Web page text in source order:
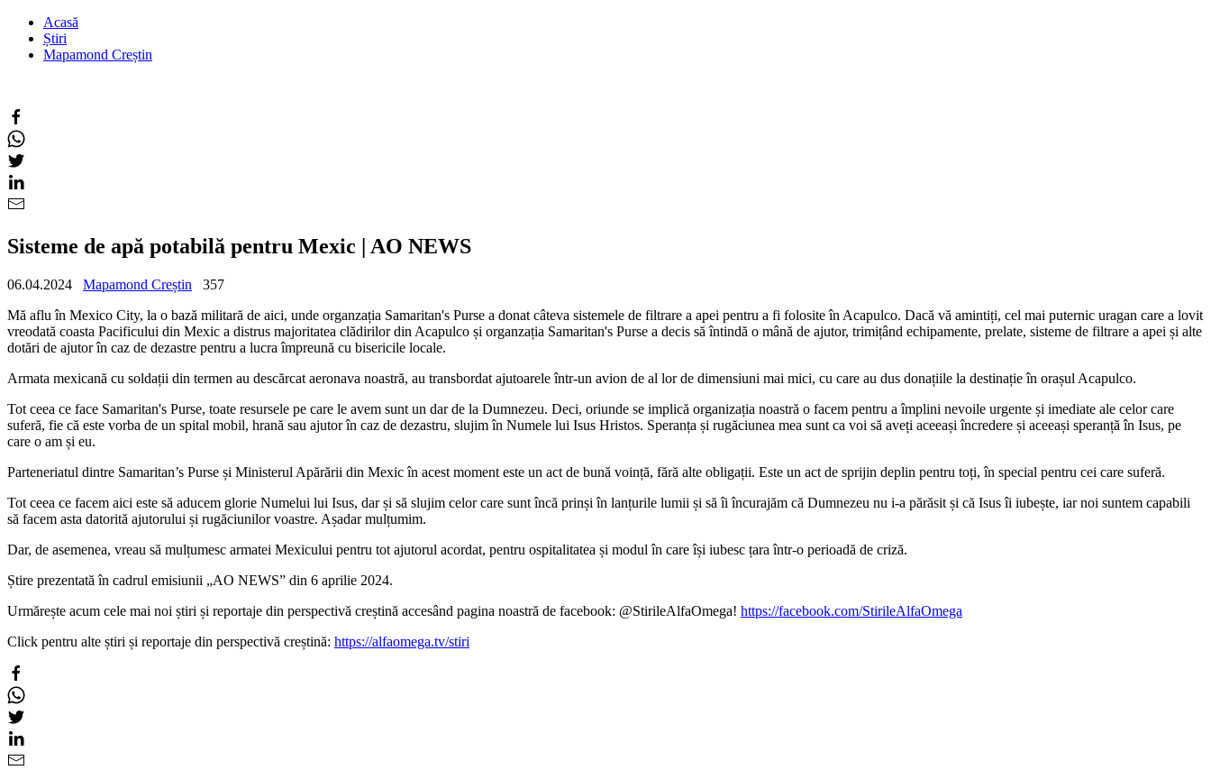
Acasă
Știri
Mapamond Creștin
Sisteme de apă potabilă pentru Mexic | AO NEWS
06.04.2024 Mapamond Creștin
357
Mă aflu în Mexico City, la o bază militară de aici, unde organzația Samaritan's Purse a donat câteva sistemele de filtrare a apei pentru a fi folosite în Acapulco. Dacă vă amintiți, cel mai puternic uragan care a lovit
vreodată coasta Pacificului din Mexic a distrus majoritatea clădirilor din Acapulco și organzația Samaritan's Purse a decis să întindă o mână de ajutor, trimițând echipamente, prelate, sisteme de filtrare a apei și alte
dotări de ajutor în caz de dezastre pentru a lucra împreună cu bisericile locale.
Armata mexicană cu soldații din termen au descărcat aeronava noastră, au transbordat ajutoarele într-un avion de al lor de dimensiuni mai mici, cu care au dus donațiile la destinație în orașul Acapulco.
Tot ceea ce face Samaritan's Purse, toate resursele pe care le avem sunt un dar de la Dumnezeu. Deci, oriunde se implică organizația noastră o facem pentru a împlini nevoile urgente și imediate ale celor care
suferă, fie că este vorba de un spital mobil, hrană sau ajutor în caz de dezastru, slujim în Numele lui Isus Hristos. Speranța și rugăciunea mea sunt ca voi să aveți aceeași încredere și aceeași speranță în Isus, pe
care o am și eu.
Parteneriatul dintre Samaritan’s Purse și Ministerul Apărării din Mexic în acest moment este un act de bună voință, fără alte obligații. Este un act de sprijin deplin pentru toți, în special pentru cei care suferă.
Tot ceea ce facem aici este să aducem glorie Numelui lui Isus, dar și să slujim celor care sunt încă prinși în lanțurile lumii și să îi încurajăm că Dumnezeu nu i-a părăsit și că Isus îi iubește, iar noi suntem capabili
să facem asta datorită ajutorului și rugăciunilor voastre. Așadar mulțumim.
Dar, de asemenea, vreau să mulțumesc armatei Mexicului pentru tot ajutorul acordat, pentru ospitalitatea și modul în care își iubesc țara într-o perioadă de criză.
Știre prezentată în cadrul emisiunii „AO NEWS” din 6 aprilie 2024.
Urmărește acum cele mai noi știri și reportaje din perspectivă creștină accesând pagina noastră de facebook: @StirileAlfaOmega! https://facebook.com/StirileAlfaOmega
Click pentru alte știri și reportaje din perspectivă creștină: https://alfaomega.tv/stiri